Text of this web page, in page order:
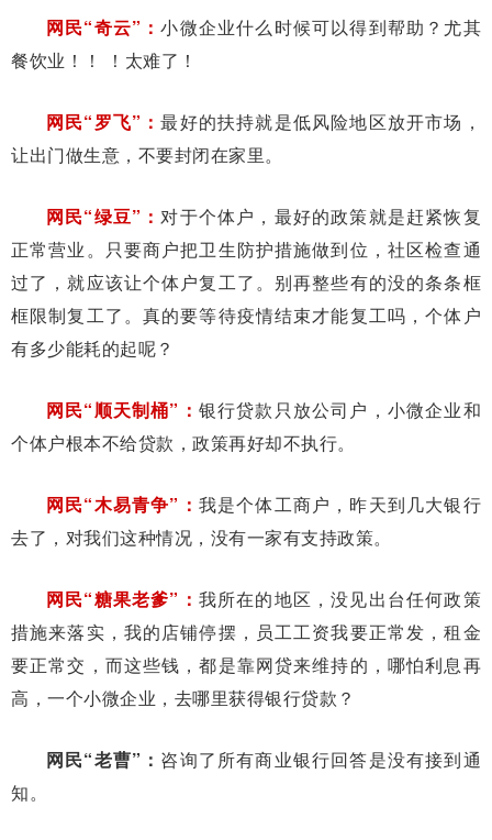
网民“奇云”：小微企业什么时候可以得到帮助？尤其
餐饮业！！ ！太难了！
网民“罗飞”：最好的扶持就是低风险地区放开市场，
让出门做生意，不要封闭在家里。
网民“绿豆”：对于个体户，最好的政策就是赶紧恢复
正常营业。只要商户把卫生防护措施做到位，社区检查通
过了，就应该让个体户复工了。别再整些有的没的条条框
框限制复工了。真的要等待疫情结束才能复工吗，个体户
有多少能耗的起呢？
网民“顺天制桶”： 银行贷款只放公司户，小微企业和
个体户根本不给贷款，政策再好却不执行。
网民“木易青争”： 我是个体工商户，昨天到几大银行
去了，对我们这种情况，没有一家有支持政策。
网民“糖果老爹”： 我所在的地区，没见出台任何政策
措施来落实，我的店铺停摆，员工工资我要正常发，租金
要正常交，而这些钱，都是靠网贷来维持的，哪怕利息再
高，一个小微企业，去哪里获得银行贷款？
网民“老曹”： 咨询了所有商业银行回答是没有接到通
知。